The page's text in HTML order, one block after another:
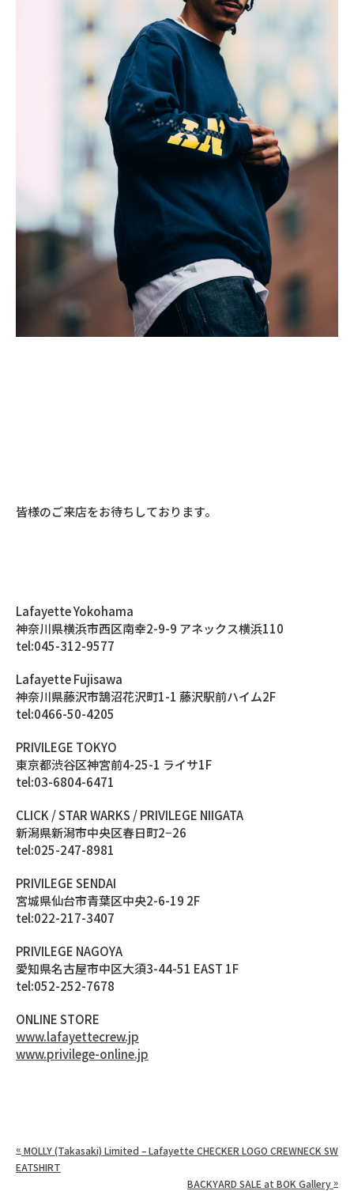
皆様のご来店をお待ちしております。
Lafayette Yokohama
神奈川県横浜市西区南幸2-9-9 アネックス横浜110
tel:045-312-9577
Lafayette Fujisawa
神奈川県藤沢市鵠沼花沢町1-1 藤沢駅前ハイム2F
tel:0466-50-4205
PRIVILEGE TOKYO
東京都渋谷区神宮前4-25-1 ライサ1F
tel:03-6804-6471
CLICK / STAR WARKS / PRIVILEGE NIIGATA
新潟県新潟市中央区春日町2−26
tel:025-247-8981
PRIVILEGE SENDAI
宮城県仙台市青葉区中央2-6-19 2F
tel:022-217-3407
PRIVILEGE NAGOYA
愛知県名古屋市中区大須3-44-51 EAST 1F
tel:052-252-7678
ONLINE STORE
www.lafayettecrew.jp
www.privilege-online.jp
« MOLLY (Takasaki) Limited – Lafayette CHECKER LOGO CREWNECK SW
EATSHIRT
BACKYARD SALE at BOK Gallery»